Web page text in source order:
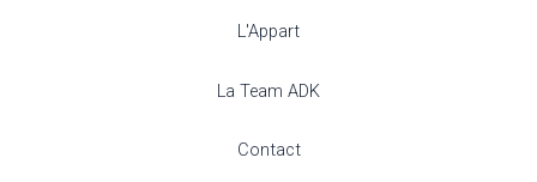
L'Appart
La Team ADK
Contact